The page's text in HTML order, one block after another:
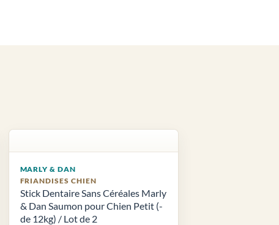
MARLY & DAN
FRIANDISES CHIEN
Stick Dentaire Sans Céréales Marly
& Dan Saumon pour Chien Petit (-
de 12kg) / Lot de 2